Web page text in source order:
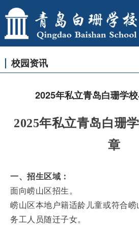
校园资讯
2025年私立青岛白珊学
2025年私立青岛白珊
章
一、招生区域：
面向崂山区招生。
崂山区本地户籍适龄儿童或符合
务工人员随迁子女。